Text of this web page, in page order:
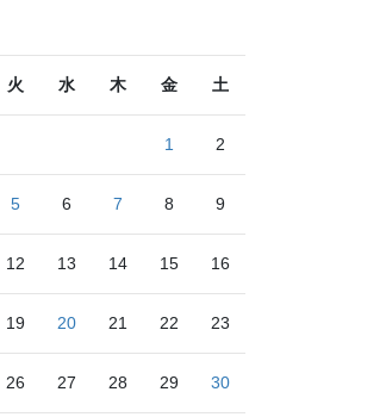
火 水 木 金 土
1 2
5 6 7 8 9
12 13 14 15 16
19 20 21 22 23
26 27 28 29 30